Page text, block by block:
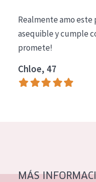
Essentials
Lift+
Expert
Piel madura
Realmente amo este
asequible y cumple
promete!
Chloe, 47
MÁS